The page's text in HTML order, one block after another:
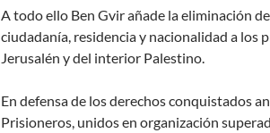
A todo ello Ben Gvir añade la eliminación
ciudadanía, residencia y nacionalidad a los
Jerusalén y del interior Palestino.
En defensa de los derechos conquistados
Prisioneros, unidos en organización